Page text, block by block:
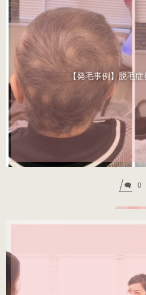
【発毛事例】脱毛
0